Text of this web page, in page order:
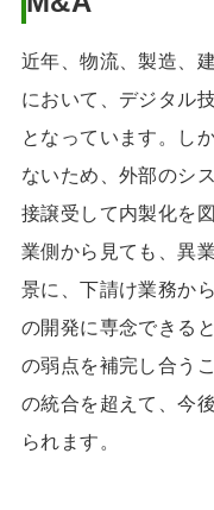
近年、物流、製造、
において、デジタル
となっています。し
ないため、外部のシ
接譲受して内製化を
業側から見ても、異
景に、下請け業務か
の開発に専念できる
の弱点を補完し合う
の統合を超えて、今
られます。